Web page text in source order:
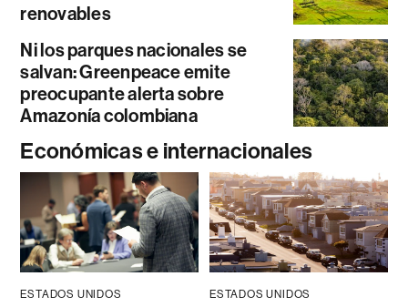
renovables
Ni los parques nacionales se
salvan: Greenpeace emite
preocupante alerta sobre
Amazonía colombiana
Económicas e internacionales
ESTADOS UNIDOS ESTADOS UNIDOS